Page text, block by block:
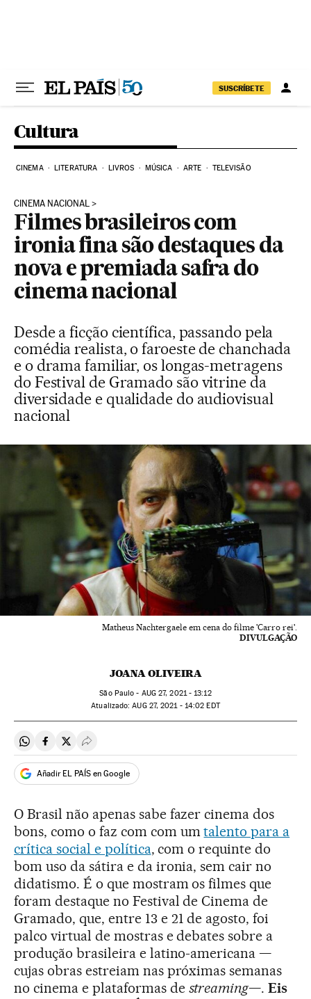
SUSCRÍBETE
Cultura
CINEMA LITERATURA LIVROS MÚSICA ARTE TELEVISÃO
CINEMA NACIONAL
Filmes brasileiros com
ironia fina são destaques da
nova e premiada safra do
cinema nacional
Desde a ficção científica, passando pela
comédia realista, o faroeste de chanchada
e o drama familiar, os longas-metragens
do Festival de Gramado são vitrine da
diversidade e qualidade do audiovisual
nacional
Matheus Nachtergaele em cena do filme 'Carro rei'.
DIVULGAÇÃO
JOANA OLIVEIRA
São Paulo - AUG27, 2021 - 13:12
atualizado: AUG27, 2021 - 14:02 EDT
Compartir en Whatsapp
Compartir en Facebook
Compartir en Twitter
Desplegar Redes Sociales
Añadir EL PAÍS en Google
O Brasil não apenas sabe fazer cinema dos
bons, como o faz com com umtalento para a
crítica social e política, com o requinte do
bom uso da sátira e da ironia, sem cair no
didatismo. É o que mostram os filmes que
foram destaque no Festival de Cinema de
Gramado, que, entre 13 e 21 de agosto, foi
palco virtual de mostras e debates sobre a
produção brasileira e latino-americana —
cujas obras estreiam nas próximas semanas
no cinema e plataformas de streaming—.Eis